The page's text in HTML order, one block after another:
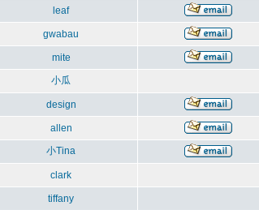
leaf
gwabau
mite
小瓜
design
allen
小Tina
clark
tiffany